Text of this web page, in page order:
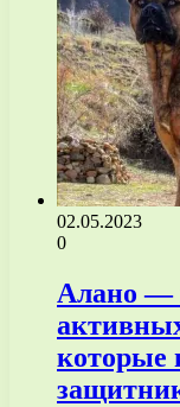
02.05.2023
0
Алано —
которые